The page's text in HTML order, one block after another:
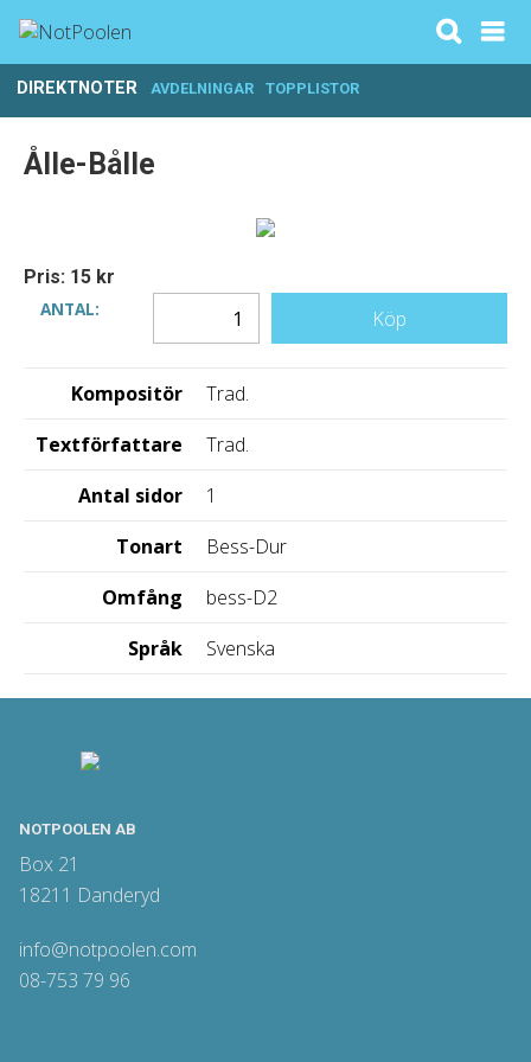
DIREKTNOTER AVDELNINGAR TOPPLISTOR
Ålle-Bålle
Pris: 15 kr
ANTAL:
Köp
Kompositör
Trad.
Textförfattare
Trad.
Antal sidor
1
Tonart
Bess-Dur
Omfång
bess-D2
Språk
Svenska
NOTPOOLEN AB
Box 21
18211 Danderyd
info@notpoolen.com
08-753 79 96